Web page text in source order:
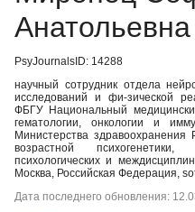
Анатольевна
PsyJournalsID: 14288
научный сотрудник отдела
исследований и фи-зической
ФБГУ Национальный
гематологии, онкологии и
Министерства
возрастной
психологических и
Москва, Российская Федерация,
Дата последнего обновления: